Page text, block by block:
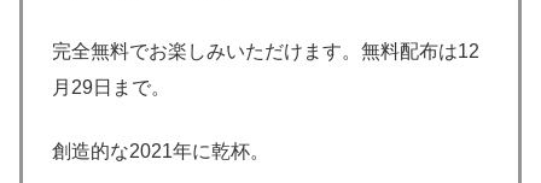
完全無料でお楽しみいただけます。無料配布は12
月29日まで。
創造的な2021年に乾杯。